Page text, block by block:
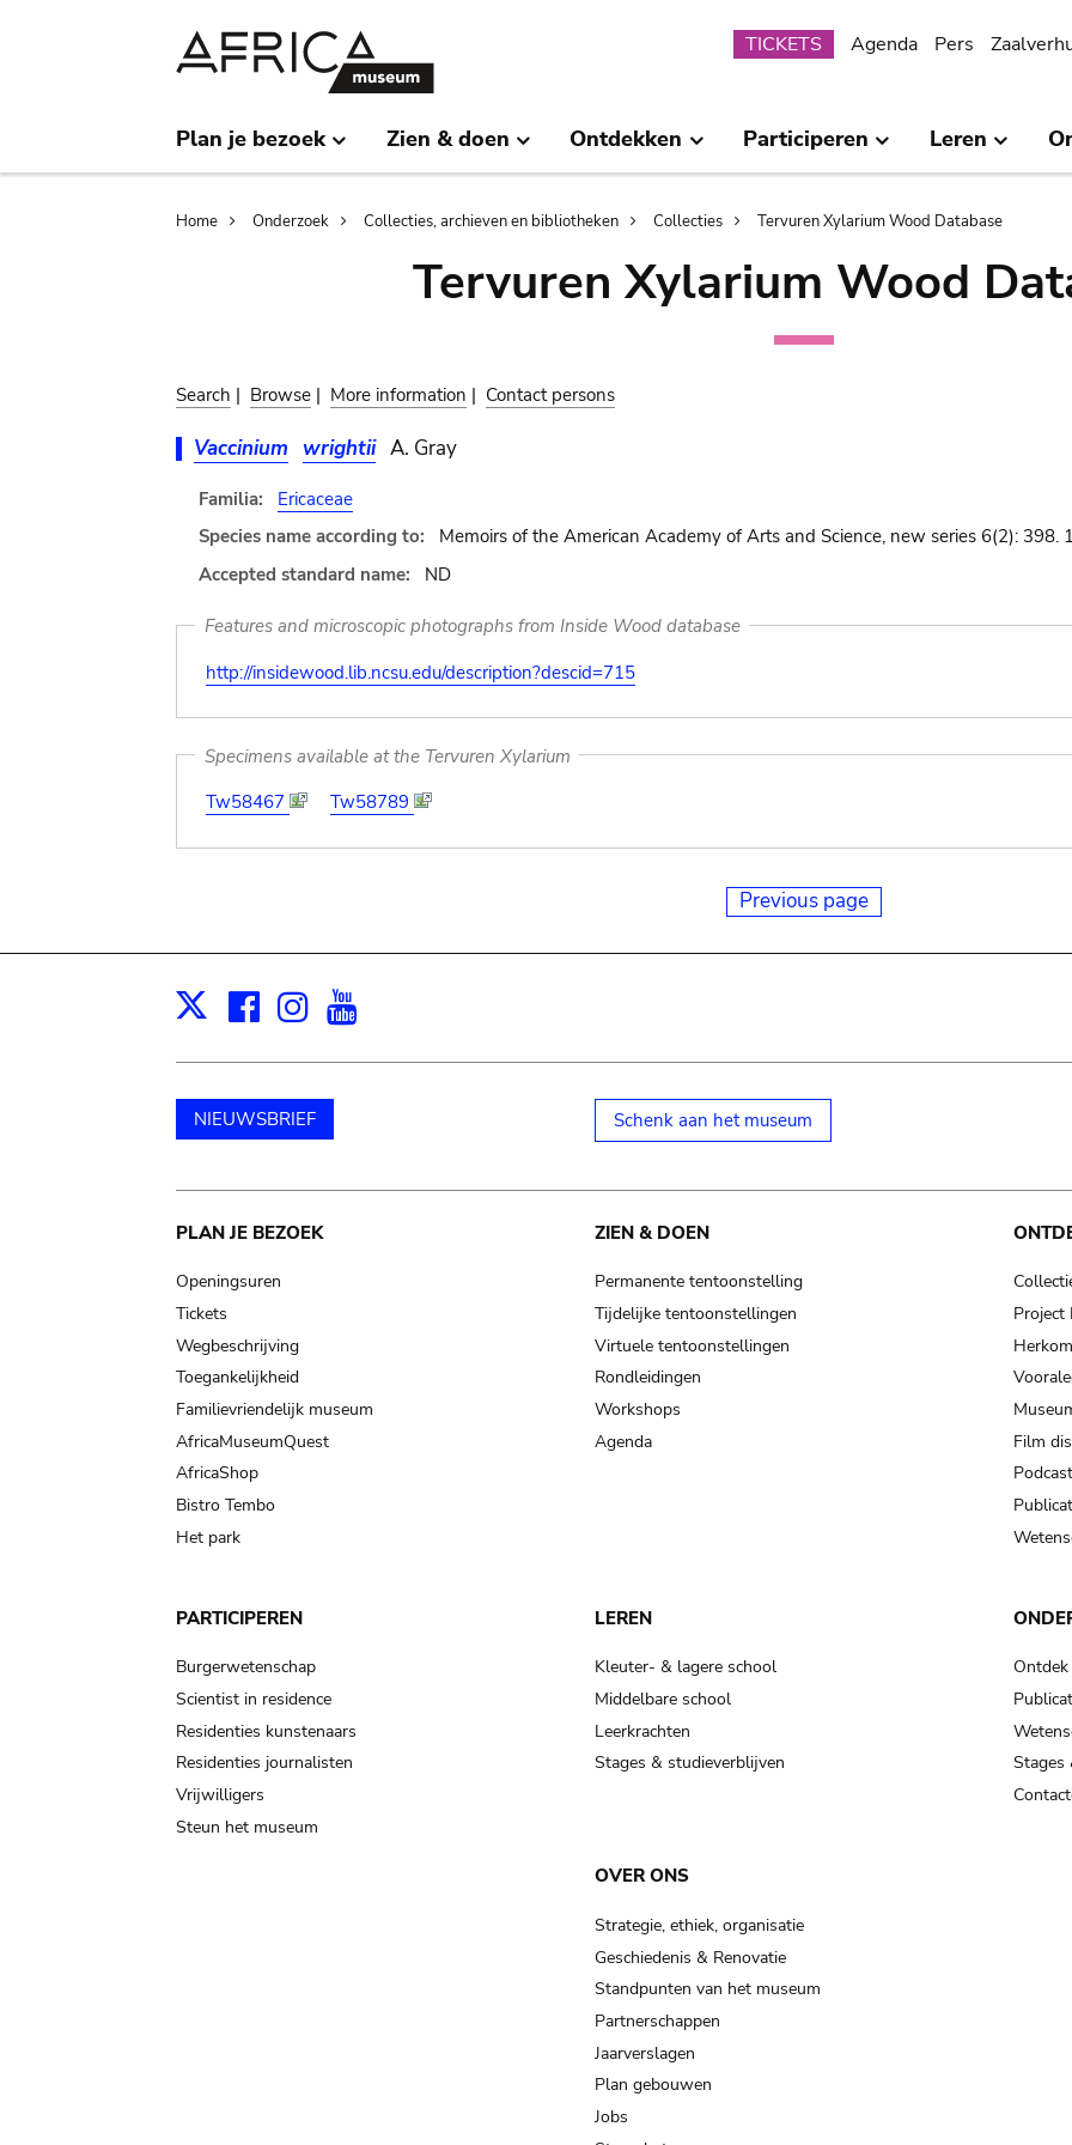
Submenu
TICKETS Agenda Pers
Plan je bezoek Zien & doen Ontdekken Participeren Leren
Breadcrumb
Home Onderzoek Collecties, archieven en bibliotheken Collecties Tervuren Xylarium Wood Database
Tervuren Xylarium Wood
Search | Browse | More information | Contact persons
Vaccinium wrightii A. Gray
Familia:
Ericaceae
Species name according to:
Memoirs of the American Academy of Arts and Science, new series 6(2): 398.
Accepted standard name:
ND
Features and microscopic photographs from Inside Wood database
http://insidewood.lib.ncsu.edu/description?descid=715
Specimens available at the Tervuren Xylarium
Tw58467
Tw58789
Previous page
X Facebook
Instagram
NIEUWSBRIEF Schenk aan het museum
Main
navigation
PLAN JE BEZOEK
Openingsuren
Tickets
Wegbeschrijving
Toegankelijkheid
Familievriendelijk museum
AfricaMuseumQuest
AfricaShop
Bistro Tembo
Het park
ZIEN & DOEN
Permanente tentoonstelling
Tijdelijke tentoonstellingen
Virtuele tentoonstellingen
Rondleidingen
Workshops
Agenda
Project
Film
PARTICIPEREN
Burgerwetenschap
Scientist in residence
Residenties kunstenaars
Residenties journalisten
Vrijwilligers
Steun het museum
LEREN
Kleuter- & lagere school
Middelbare school
Leerkrachten
Stages & studieverblijven
Stages
OVER ONS
Strategie, ethiek, organisatie
Geschiedenis & Renovatie
Standpunten van het museum
Partnerschappen
Jaarverslagen
Plan gebouwen
Jobs